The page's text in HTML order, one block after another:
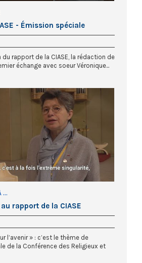
- Émission spéciale
rapport de la CIASE, la rédaction de
échange avec soeur Véronique...
...
au rapport de la CIASE
l’avenir » : c’est le thème de
de la Conférence des Religieux et